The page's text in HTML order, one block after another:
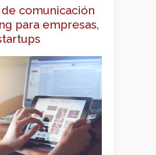
comunicación
para empresas,